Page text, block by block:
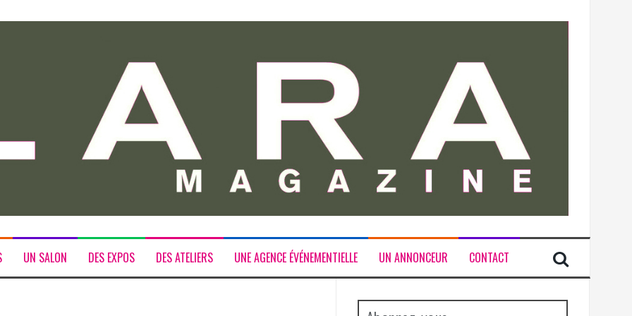
UN SALON DES EXPOS DES ATELIERS UNE AGENCE ÉVÉNEMENTIELLE UN ANNONCEUR CONTACT